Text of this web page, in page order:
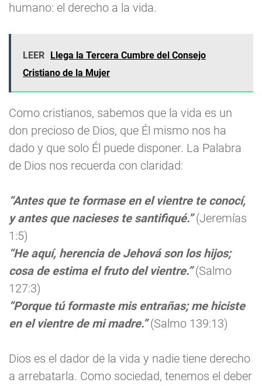
humano: el derecho a la vida.
LEER
Llega la Tercera Cumbre del Consejo
Cristiano de la Mujer
Como cristianos, sabemos que la vida es un
don precioso de Dios, que Él mismo nos ha
dado y que solo Él puede disponer. La Palabra
de Dios nos recuerda con claridad:
“Antes que te formase en el vientre te conocí,
y antes que nacieses te santifiqué.”(Jeremías
1:5)
“He aquí, herencia de Jehová son los hijos;
cosa de estima el fruto del vientre.”(Salmo
127:3)
“Porque tú formaste mis entrañas; me hiciste
en el vientre de mi madre.”(Salmo 139:13)
Dios es el dador de la vida y nadie tiene derecho
a arrebatarla. Como sociedad, tenemos el deber